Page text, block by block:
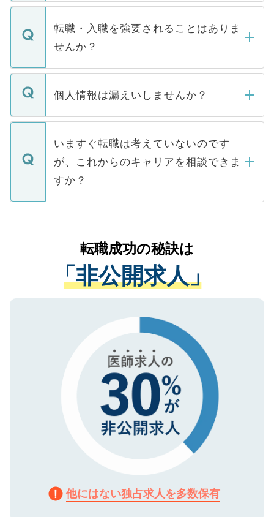
ます。通常、5営業日以内にはご連絡をせて
いただきますので、しばらくお待ちくださ
い。
マイナビDOCTORで取り扱っている求人の
うち約3割は、Webサイトからご覧いただ
けない「非公開求人」です。非公開求人は
下記の理由によって、一般には公開してい
ません。
■応募殺到を避けるため 人気のある医療機
関を公にしてしまうと、応募が殺到する場
に、医療機関が求める条件に合った人材の
みを人材紹介会社に依頼するケースが増え
ています。
転職・入職を強要されることはありま
せんか？
転職・入職を強要することは一切ありませ
ん。また、仮に応募先から内定をいただい
定を承諾する必要はありません。内定先へ
の辞退の連絡はキャリアパートナーが行い
ますので、ご安心ください。
個人情報は漏えいしませんか？
個人情報が漏えいすることはありませんの
で、ご安心ください。当サイトからの登録
などで収集したご登録者様の個人情報は、
ご本人のキャリアアップおよび転職活動の
支援を目的に使用いたします。お預かりし
ているすべての個人データはご本人の許可
は、個人情報の取り扱いについての厳密な
管理基準を満たした事業者のみに付与され
る、プライバシーマークを取得済みです。
ご登録いただいた個人情報は、SSL（デー
で、機密保持に関してもご安心ください。
いますぐ転職は考えていないのです
が、これからのキャリアを相談できま
すか？
かがいして、現在の医療機関の状況や紹介
経験をまじえながら、適切なアドバイスを
させていただきます。すぐにご転職をされ
ない方には、長期的なサポートが可能です
ので、まずはご登録ください。
転職成功の秘訣は
「非公開求人」
他にはない独占求人を多数保有